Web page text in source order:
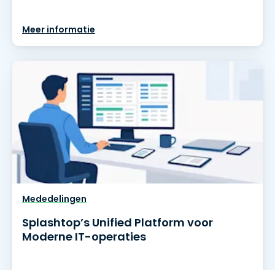
Meer informatie
Mededelingen
Splashtop’s Unified Platform voor
Moderne IT-operaties